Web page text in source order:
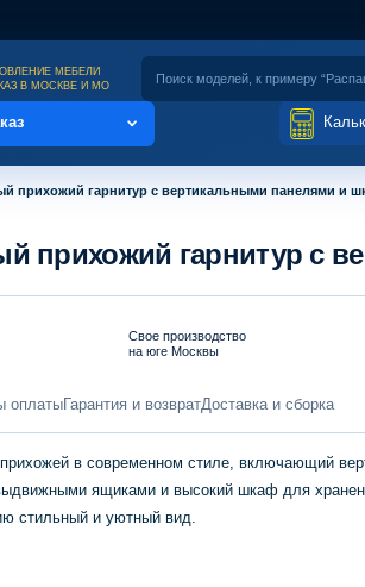
МЕБЕЛИ
В МОСКВЕ И МО
прихожий гарнитур с вертикальными панелями и
прихожий гарнитур с
Свое производство
на юге Москвы
Способы оплатыГарантия и возвратДоставка и сборка
в современном стиле, включающий
ящиками и высокий шкаф для
стильный и уютный вид.